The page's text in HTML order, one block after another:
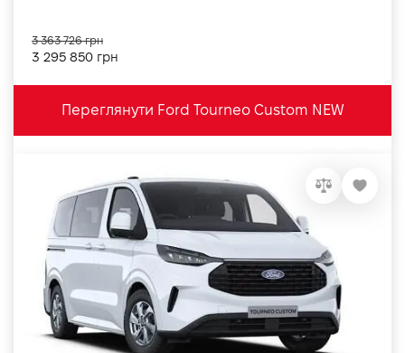
3 295 850 грн
3 363 726 грн
Переглянути Ford Tourneo Custom NEW